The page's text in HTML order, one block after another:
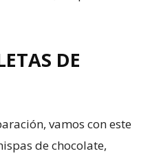
DE
vamos con este
de chocolate,